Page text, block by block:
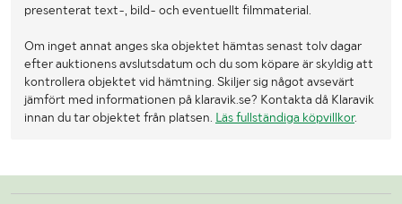
presenterat text-, bild- och eventuellt filmmaterial.
Om inget annat anges ska objektet hämtas senast tolv dagar
efter auktionens avslutsdatum och du som köpare är skyldig att
kontrollera objektet vid hämtning. Skiljer sig något avsevärt
jämfört med informationen på klaravik.se? Kontakta då Klaravik
innan du tar objektet från platsen. Läs fullständiga köpvillkor.